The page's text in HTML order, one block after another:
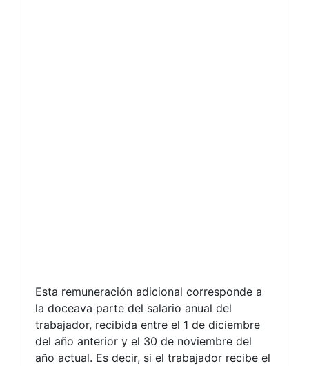
Esta remuneración adicional corresponde a
la doceava parte del salario anual del
trabajador, recibida entre el 1 de diciembre
del año anterior y el 30 de noviembre del
año actual. Es decir, si el trabajador recibe el